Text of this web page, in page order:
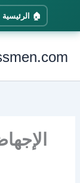
content
🏠 الرئيسية